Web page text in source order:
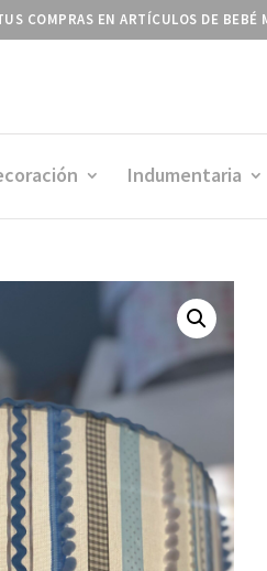
COMPRAS EN ARTÍCULOS DE
Indumentaria